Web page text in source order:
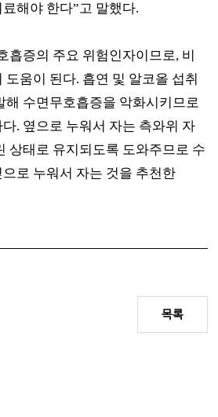
해야 한다”고 말했다.
흡증의 주요 위험인자이므로, 비
도움이 된다. 흡연 및 알코올 섭취
해 수면무호흡증을 악화시키므로
다. 옆으로 누워서 자는 측와위 자
상태로 유지되도록 도와주므로 수
로 누워서 자는 것을 추천한
목록